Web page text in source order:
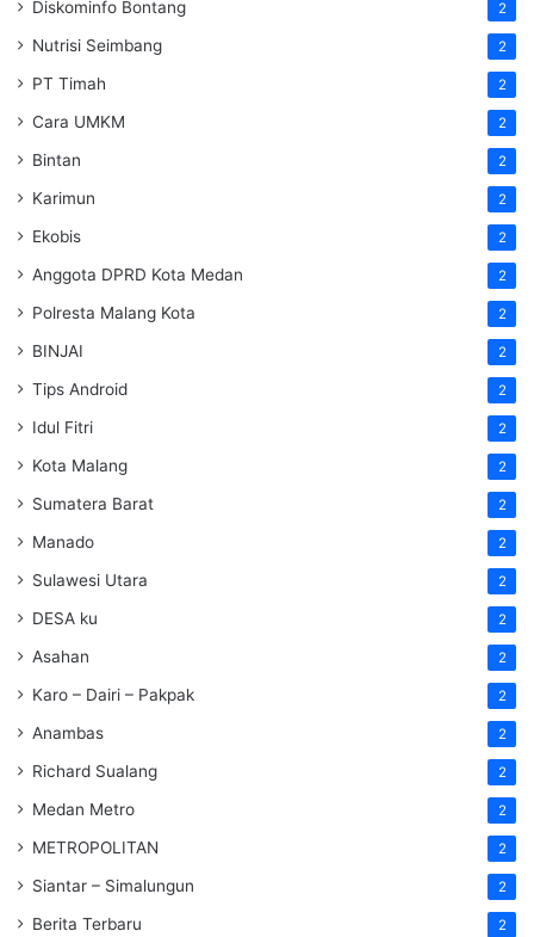
Diskominfo Bontang 2
Nutrisi Seimbang 2
PT Timah 2
Cara UMKM 2
Bintan 2
Karimun 2
Ekobis 2
Anggota DPRD Kota Medan 2
Polresta Malang Kota 2
BINJAI 2
Tips Android 2
Idul Fitri 2
Kota Malang 2
Sumatera Barat 2
Manado 2
Sulawesi Utara 2
DESA ku 2
Asahan 2
Karo – Dairi – Pakpak 2
Anambas 2
Richard Sualang 2
Medan Metro 2
METROPOLITAN 2
Siantar – Simalungun 2
Berita Terbaru 2